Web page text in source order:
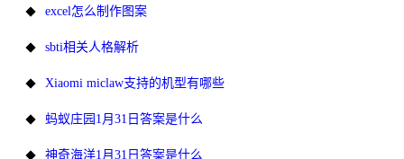
excel怎么制作图案
sbti相关人格解析
Xiaomi miclaw支持的机型有哪些
蚂蚁庄园1月31日答案是什么
神奇海洋1月31日答案是什么